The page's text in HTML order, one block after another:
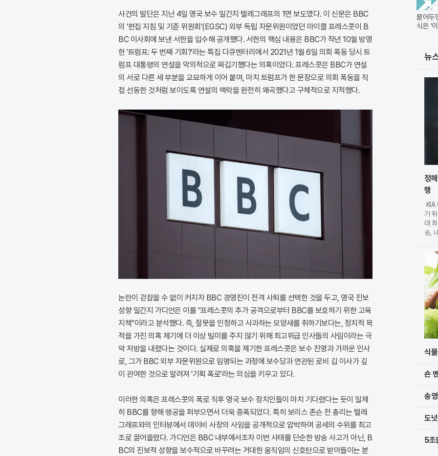
사건의 발단은 지난 4일 영국 보수 일간지 텔레그래프의 1면 보도였다. 이 신문은 BBC
의 '편집 지침 및 기준 위원회'(EGSC) 외부 독립 자문위원이었던 마이클 프레스콧이 B
BC 이사회에 보낸 서한을 입수해 공개했다. 서한의 핵심 내용은 BBC가 작년 10월 방영
한 '트럼프: 두 번째 기회?'라는 특집 다큐멘터리에서 2021년 1월 6일 의회 폭동 당시 트
럼프 대통령의 연설을 악의적으로 짜깁기했다는 의혹이었다. 프레스콧은 BBC가 연설
의 서로 다른 세 부분을 교묘하게 이어 붙여, 마치 트럼프가 한 문장으로 의회 폭동을 직
접 선동한 것처럼 보이도록 연설의 맥락을 완전히 왜곡했다고 구체적으로 지적했다.
논란이 걷잡을 수 없이 커지자 BBC 경영진이 전격 사퇴를 선택한 것을 두고, 영국 진보
성향 일간지 가디언은 이를 "프레스콧의 추가 공격으로부터 BBC를 보호하기 위한 고육
지책"이라고 분석했다. 즉, 잘못을 인정하고 사과하는 모양새를 취하기보다는, 정치적 목
적을 가진 의혹 제기에 더 이상 빌미를 주지 않기 위해 최고위급 인사들의 사임이라는 극
약 처방을 내렸다는 것이다. 실제로 의혹을 제기한 프레스콧은 보수 진영과 가까운 인사
로, 그가 BBC 외부 자문위원으로 임명되는 과정에 보수당과 연관된 로비 깁 이사가 깊
이 관여한 것으로 알려져 '기획 폭로'라는 의심을 키우고 있다.
이러한 의혹은 프레스콧의 폭로 직후 영국 보수 정치인들이 마치 기다렸다는 듯이 일제
히 BBC를 향해 맹공을 퍼부으면서 더욱 증폭되었다. 특히 보리스 존슨 전 총리는 텔레
그래프와의 인터뷰에서 데이비 사장의 사임을 공개적으로 압박하며 공세의 수위를 최고
조로 끌어올렸다. 가디언은 BBC 내부에서조차 이번 사태를 단순한 방송 사고가 아닌, B
BC의 진보적 성향을 보수적으로 바꾸려는 거대한 움직임의 신호탄으로 받아들이는 분
묻어두
식은 '
뉴
정
행
KIA
기
대
승,
가
식
숀
송
도
5조